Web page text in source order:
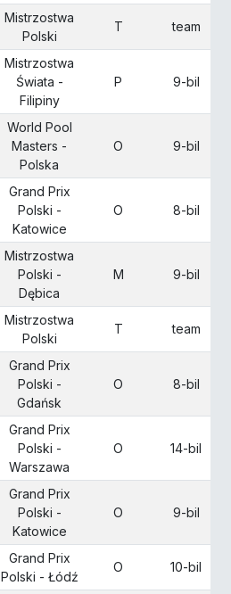
Mistrzostwa
Polski
T team
Mistrzostwa
Świata -
Filipiny
P 9-bil
World Pool
Masters -
Polska
O 9-bil
Grand Prix
Polski -
Katowice
O 8-bil
Mistrzostwa
Polski -
Dębica
M 9-bil
Mistrzostwa
Polski
T team
Grand Prix
Polski -
Gdańsk
O 8-bil
Grand Prix
Polski -
Warszawa
O 14-bil
Grand Prix
Polski -
Katowice
O 9-bil
Grand Prix
Polski - Łódź
O 10-bil